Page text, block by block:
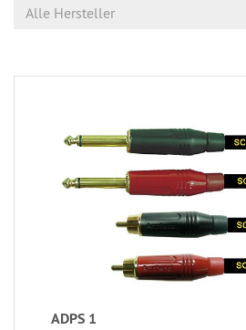
Alle Hersteller
ADPS 1